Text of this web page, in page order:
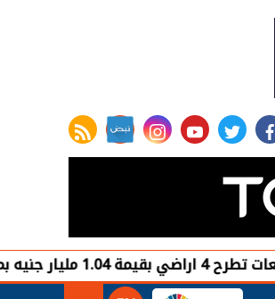
facebook
twitter
youtube
instagram
rss feed